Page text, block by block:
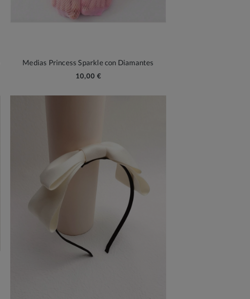
Medias Princess Sparkle con Diamantes
10,00 €